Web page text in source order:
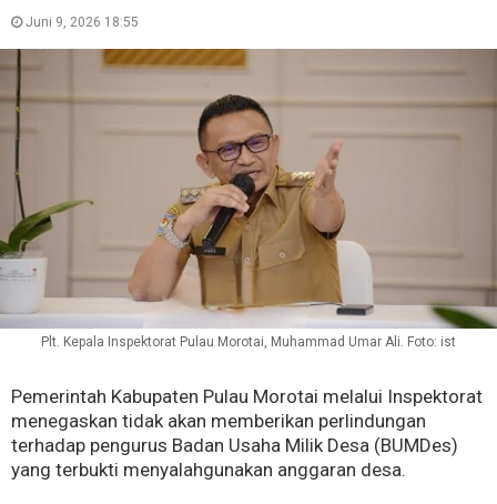
Juni 9, 2026 18:55
Plt. Kepala Inspektorat Pulau Morotai, Muhammad Umar Ali. Foto: ist
Pemerintah Kabupaten Pulau Morotai melalui Inspektorat
menegaskan tidak akan memberikan perlindungan
terhadap pengurus Badan Usaha Milik Desa (BUMDes)
yang terbukti menyalahgunakan anggaran desa.